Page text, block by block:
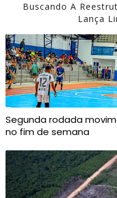
Buscando A
Lança
Segunda rodada
no fim de semana